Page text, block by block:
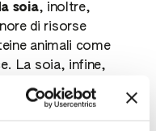
soia, inoltre,
di risorse
animali come
La soia, infine,
di fissare
riducendo
chimiche.